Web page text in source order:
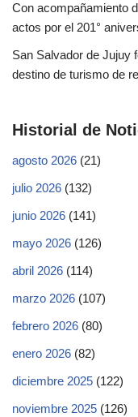
Con acompañamiento
actos por el 201°
San Salvador de Jujuy
destino de turismo de
Historial de
agosto 2026 (21)
julio 2026 (132)
junio 2026 (141)
mayo 2026 (126)
abril 2026 (114)
marzo 2026 (107)
febrero 2026 (80)
enero 2026 (82)
diciembre 2025 (122)
noviembre 2025 (126)